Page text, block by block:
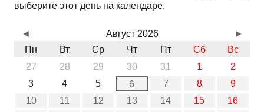
выберите этот день на календаре.
Август 2026
Пн
Вт Ср Чт Пт Сб
Вс
27
28 29 30 31 1
2
3
4 5 6 7 8
9
10
11 12 13 14 15
16
◄ ►